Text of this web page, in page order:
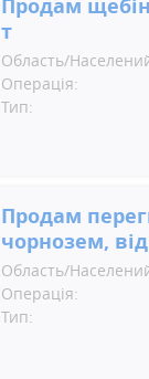
Продам
т
Область/
Операція:
Тип:
Продам
чорнозем,
Область/
Операція:
Тип: